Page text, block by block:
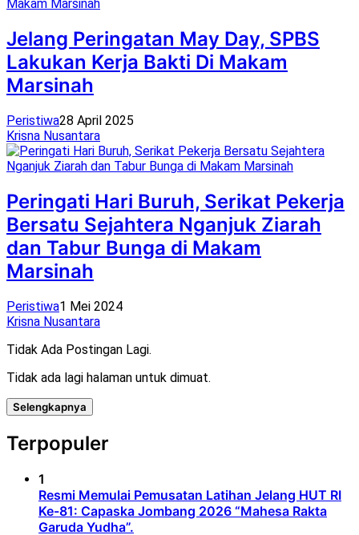
Jelang Peringatan May Day, SPBS
Lakukan Kerja Bakti Di Makam
Marsinah
Peristiwa28 April 2025
Krisna Nusantara
Peringati Hari Buruh, Serikat Pekerja
Bersatu Sejahtera Nganjuk Ziarah
dan Tabur Bunga di Makam
Marsinah
Peristiwa1 Mei 2024
Krisna Nusantara
Tidak Ada Postingan Lagi.
Tidak ada lagi halaman untuk dimuat.
Selengkapnya
Terpopuler
1
Resmi Memulai Pemusatan Latihan Jelang HUT RI
Ke-81: Capaska Jombang 2026 “Mahesa Rakta
Garuda Yudha”.